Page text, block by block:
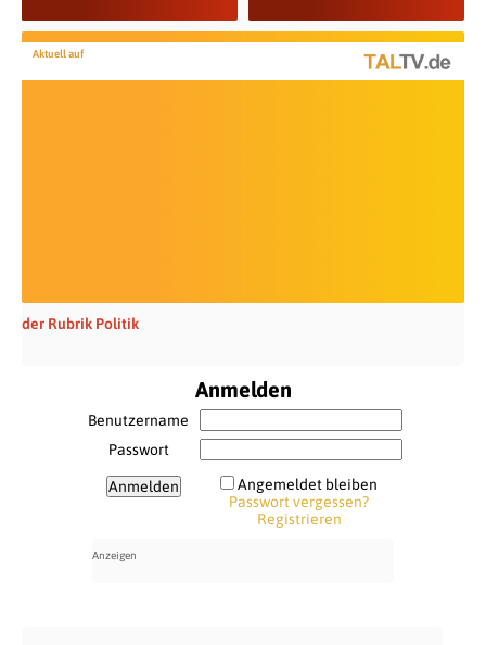
Aktuell auf
der Rubrik Politik
Anmelden
Benutzername
Passwort
Angemeldet bleiben
Passwort vergessen?
Registrieren